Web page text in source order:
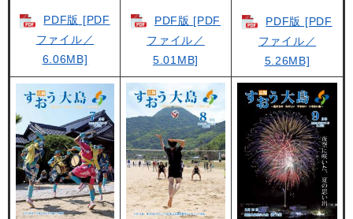
PDF版 [PDF
ファイル／
6.06MB]
PDF版 [PDF
ファイル／
5.01MB]
PDF版 [PDF
ファイル／
5.26MB]